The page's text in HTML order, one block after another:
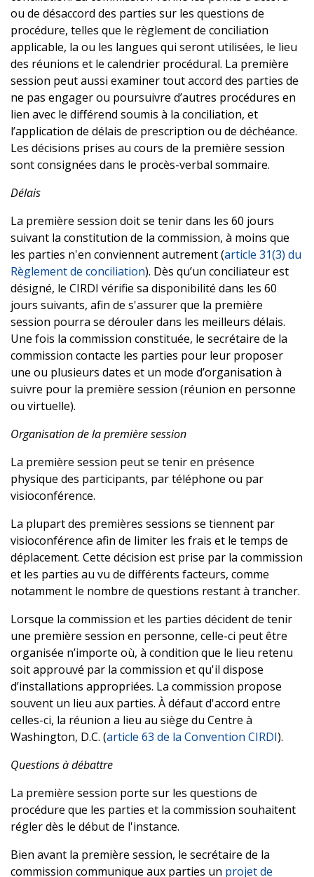
ou de désaccord des parties sur les questions de
procédure, telles que le règlement de conciliation
applicable, la ou les langues qui seront utilisées, le lieu
des réunions et le calendrier procédural. La première
session peut aussi examiner tout accord des parties de
ne pas engager ou poursuivre d’autres procédures en
lien avec le différend soumis à la conciliation, et
l’application de délais de prescription ou de déchéance.
Les décisions prises au cours de la première session
sont consignées dans le procès-verbal sommaire.
Délais
La première session doit se tenir dans les 60 jours
suivant la constitution de la commission, à moins que
les parties n'en conviennent autrement (article 31(3) du
Règlement de conciliation). Dès qu’un conciliateur est
désigné, le CIRDI vérifie sa disponibilité dans les 60
jours suivants, afin de s'assurer que la première
session pourra se dérouler dans les meilleurs délais.
Une fois la commission constituée, le secrétaire de la
commission contacte les parties pour leur proposer
une ou plusieurs dates et un mode d’organisation à
suivre pour la première session (réunion en personne
ou virtuelle).
Organisation de la première session
La première session peut se tenir en présence
physique des participants, par téléphone ou par
visioconférence.
La plupart des premières sessions se tiennent par
visioconférence afin de limiter les frais et le temps de
déplacement. Cette décision est prise par la commission
et les parties au vu de différents facteurs, comme
notamment le nombre de questions restant à trancher.
Lorsque la commission et les parties décident de tenir
une première session en personne, celle-ci peut être
organisée n’importe où, à condition que le lieu retenu
soit approuvé par la commission et qu'il dispose
d’installations appropriées. La commission propose
souvent un lieu aux parties. À défaut d'accord entre
celles-ci, la réunion a lieu au siège du Centre à
Washington, D.C. (article 63 de la Convention CIRDI).
Questions à débattre
La première session porte sur les questions de
procédure que les parties et la commission souhaitent
régler dès le début de l'instance.
Bien avant la première session, le secrétaire de la
commission communique aux parties un projet de